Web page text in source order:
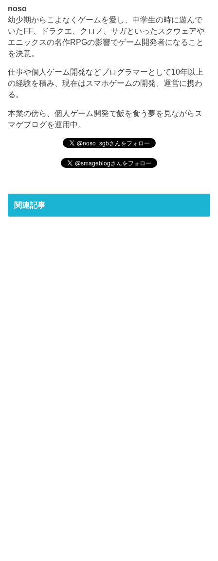
noso
幼少期からこよなくゲームを愛し、中学生の時に遊んで
いたFF、ドラクエ、クロノ、サガといったスクウェアや
エニックスの名作RPGの影響でゲーム開発者になること
を決意。
仕事や個人ゲーム開発などプログラマーとして10年以上
の経験を積み、現在はスマホゲームの開発、運営に携わ
る。
本業の傍ら、個人ゲーム開発で飯を食う夢を見ながらス
マゲブログを運用中。
関連記事